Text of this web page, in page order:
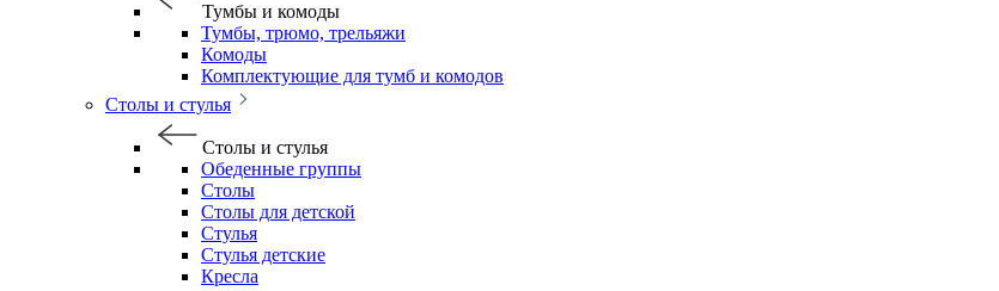
Тумбы и комоды
Тумбы, трюмо, трельяжи
Комоды
Комплектующие для тумб и комодов
Столы и стулья
Столы и стулья
Обеденные группы
Столы
Столы для детской
Стулья
Стулья детские
Кресла